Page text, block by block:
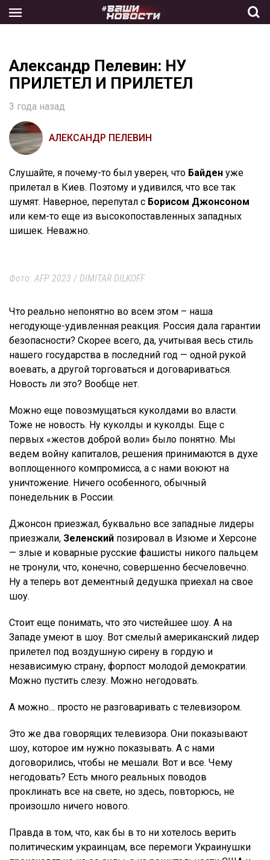
the
Александр Пелевин: НУ
ПРИЛЕТЕЛ И ПРИЛЕТЕЛ
3 года назад
АЛЕКСАНДР ПЕЛЕВИН
Слушайте, я почему-то был уверен, что Байден уже
прилетал в Киев. Поэтому и удивился, что все так
шумят. Наверное, перепутал с Борисом Джонсоном
или кем-то еще из высокопоставленных западных
шишек. Неважно.
Фото: AFP 2023 / DIMITAR DILKOFF
Что реально непонятно во всем этом – наша
негодующе-удивленная реакция. Россия дала гарантии
безопасности? Скорее всего, да, учитывая весь стиль
нашего государства в последний год — одной рукой
воевать, а другой торговаться и договариваться.
Новость ли это? Вообще нет.
Можно еще повозмущаться куколдами во власти.
Тоже не новость. Ну куколды и куколды. Еще с
первых «жестов доброй воли» было понятно. Мы
ведем войну капиталов, решения принимаются в духе
воплощенного компромисса, а с нами воюют на
уничтожение. Ничего особенного, обычный
понедельник в России.
Джонсон приезжал, буквально все западные лидеры
приезжали, Зеленский позировал в Изюме и Херсоне
— злые и коварные русские фашисты никого пальцем
не тронули, что, конечно, совершенно бесчеловечно.
Ну а теперь вот дементный дедушка приехал на свое
шоу.
Стоит еще понимать, что это чистейшее шоу. А на
Западе умеют в шоу. Вот смелый американский лидер
прилетел под воздушную сирену в гордую и
независимую страну, форпост молодой демократии.
Можно пустить слезу. Можно негодовать.
А можно… просто не разговаривать с телевизором.
Это же два говорящих телевизора. Они показывают
шоу, которое им нужно показывать. А с нами
договорились, чтобы не мешали. Вот и все. Чему
негодовать? Есть много реальных поводов
проклинать все на свете, но здесь, повторюсь, не
произошло ничего нового.
Правда в том, что, как бы в то ни хотелось верить
политическим украинцам, все перемоги Украинушки